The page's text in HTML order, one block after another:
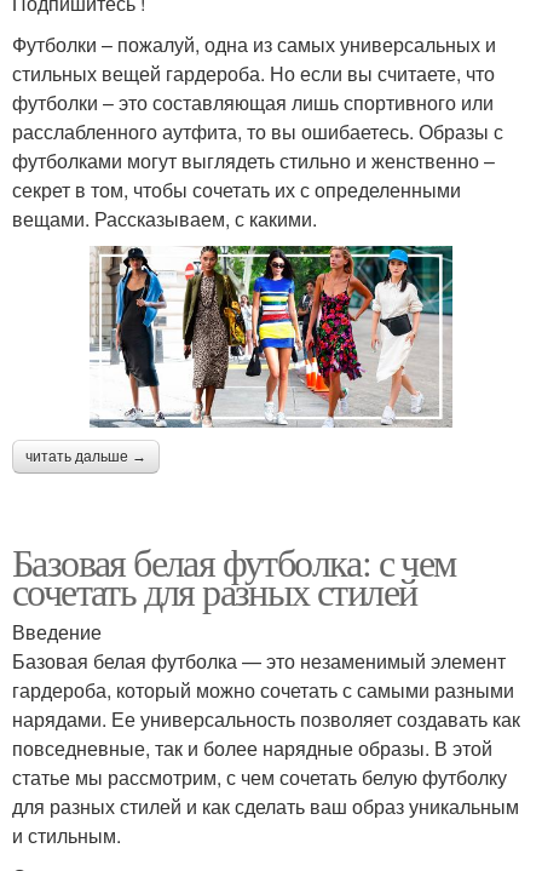
Футболки – пожалуй, одна из самых универсальных и
стильных вещей гардероба. Но если вы считаете, что
футболки – это составляющая лишь спортивного или
расслабленного аутфита, то вы ошибаетесь. Образы с
футболками могут выглядеть стильно и женственно –
секрет в том, чтобы сочетать их с определенными
вещами. Рассказываем, с какими.
читать дальше →
Базовая белая футболка: с чем
сочетать для разных стилей
Введение
Базовая белая футболка — это незаменимый элемент
гардероба, который можно сочетать с самыми разными
нарядами. Ее универсальность позволяет создавать как
повседневные, так и более нарядные образы. В этой
статье мы рассмотрим, с чем сочетать белую футболку
для разных стилей и как сделать ваш образ уникальным
и стильным.